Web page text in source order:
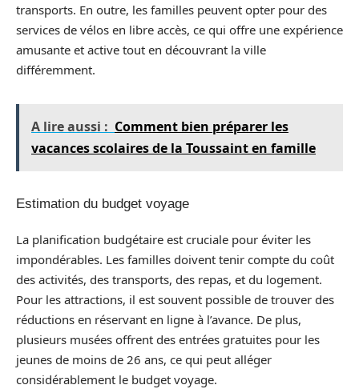
transports. En outre, les familles peuvent opter pour des
services de vélos en libre accès, ce qui offre une expérience
amusante et active tout en découvrant la ville
différemment.
A lire aussi : Comment bien préparer les
vacances scolaires de la Toussaint en famille
Estimation du budget voyage
La planification budgétaire est cruciale pour éviter les
impondérables. Les familles doivent tenir compte du coût
des activités, des transports, des repas, et du logement.
Pour les attractions, il est souvent possible de trouver des
réductions en réservant en ligne à l’avance. De plus,
plusieurs musées offrent des entrées gratuites pour les
jeunes de moins de 26 ans, ce qui peut alléger
considérablement le budget voyage.